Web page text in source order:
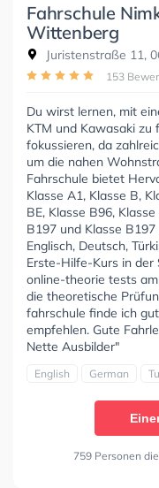
Fahrschule
Wittenberg
Juristenstraße 11,
153
Du wirst lernen, mit
KTM und Kawasaki zu
fokussieren, da
um die nahen
Fahrschule bietet
Klasse A1, Klasse B,
BE, Klasse B96,
B197 und Klasse
Englisch, Deutsch,
Erste-Hilfe-Kurs in der
online-theorie tests
die theoretische
fahrschule finde ich
empfehlen. Gute
Nette Ausbilder"
English German
759 Personen